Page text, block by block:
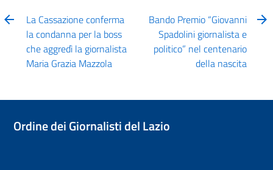
La Cassazione conferma
la condanna per la boss
che aggredì la giornalista
Maria Grazia Mazzola
Bando Premio “Giovanni
Spadolini giornalista e
politico” nel centenario
della nascita
Ordine dei Giornalisti del Lazio